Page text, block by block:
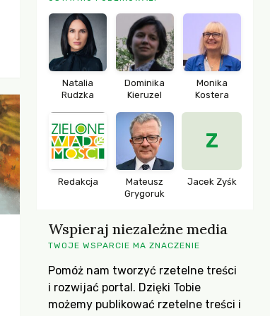
Natalia
Rudzka
Dominika
Kieruzel
Monika
Kostera
Redakcja
Mateusz
Grygoruk
Z
Jacek Zyśk
Wspieraj niezależne media
TWOJE WSPARCIE MA ZNACZENIE
Pomóż nam tworzyć rzetelne treści
i rozwijać portal. Dzięki Tobie
możemy publikować rzetelne treści i